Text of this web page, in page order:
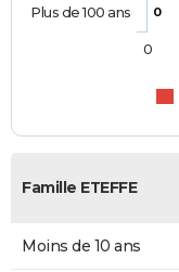
0
Plus de 100 ans
0
Famille ETEFFE
Moins de 10 ans